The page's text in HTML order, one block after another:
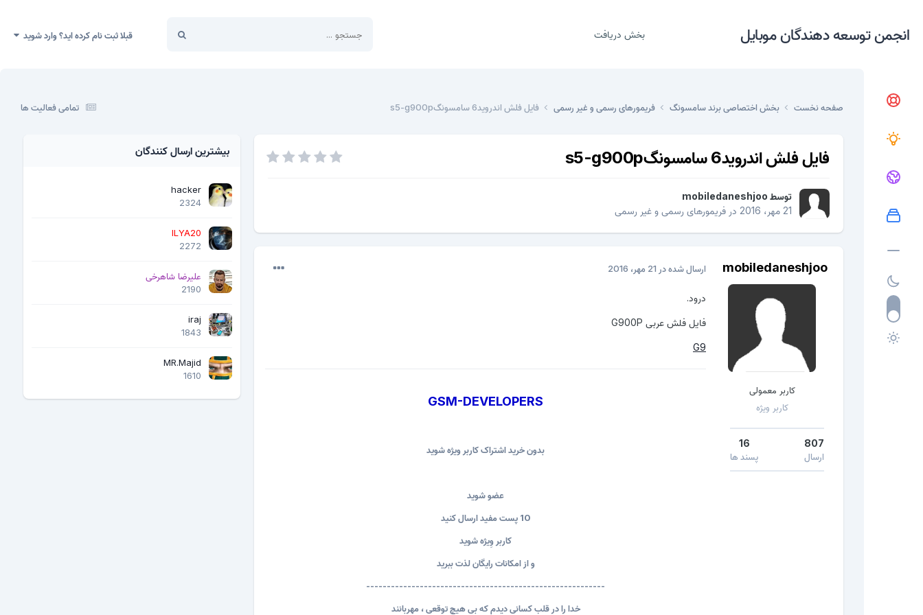
انجمن توسعه دهندگان موبایل بخش دریافت قبلا ثبت نام کرده اید؟ وارد شوید
تمامی فعالیت ها صفحه نخست بخش اختصاصی برند سامسونگ فریمورهای رسمی و غیر رسمی فایل فلش اندروید6 سامسونگs5-g900p
فایل فلش اندروید6 سامسونگs5-g900p
توسط mobiledaneshjoo
21 مهر، 2016
در فریمورهای رسمی و غیر رسمی
mobiledaneshjoo
کاربر معمولی
کاربر ویژه
807
ارسال
16
پسند ها
ارسال شده در 21 مهر، 2016
درود.
فایل فلش عربی G900P
G9
GSM-DEVELOPERS
بدون خرید اشتراک کاربر ویژه شوید
عضو شوید
10 پست مفید ارسال کنید
کاربر وِیژه شوید
و از امکانات رایگان لذت ببرید
----------------------------------------------------------
خدا را در قلب کسانی دیدم که بی هیچ توقعی ، مهربانند
بیشترین ارسال کنندگان
hacker
2324
ILYA20
2272
علیرضا شاهرخی
2190
iraj
1843
MR.Majid
1610